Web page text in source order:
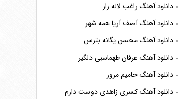
دانلود آهنگ راغب لاله زار
دانلود آهنگ آصف آریا همه شهر
دانلود آهنگ محسن یگانه بترس
دانلود آهنگ عرفان طهماسبی دلگیر
دانلود آهنگ حامیم مرور
دانلود آهنگ کسری زاهدی دوست دارم